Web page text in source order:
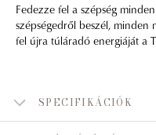
Fedezze fel a szépség
szépségedről beszél, minden
fel újra túláradó energiáját a
SPECIFIKÁCIÓK